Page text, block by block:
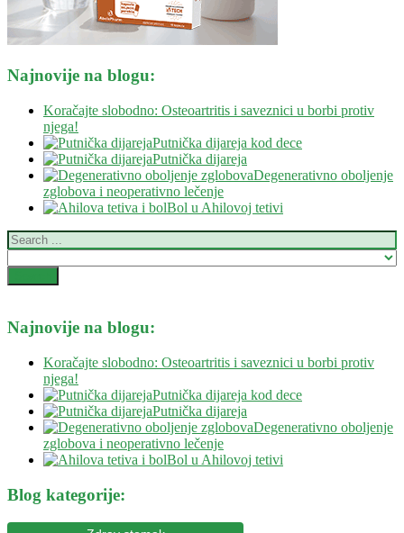
Najnovije na blogu:
Koračajte slobodno: Osteoartritis i saveznici u borbi protiv
njega!
Putnička dijareja kod dece
Putnička dijareja
Degenerativno oboljenje
zglobova i neoperativno lečenje
Bol u Ahilovoj tetivi
Najnovije na blogu:
Koračajte slobodno: Osteoartritis i saveznici u borbi protiv
njega!
Putnička dijareja kod dece
Putnička dijareja
Degenerativno oboljenje
zglobova i neoperativno lečenje
Bol u Ahilovoj tetivi
Blog kategorije: